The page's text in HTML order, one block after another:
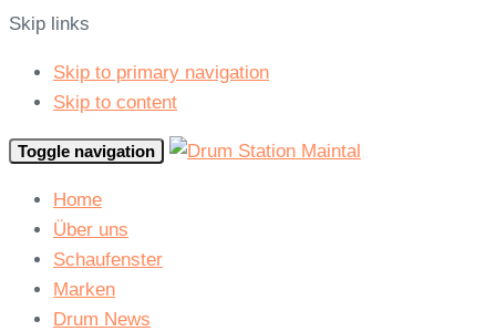
Skip links
Skip to primary navigation
Skip to content
Toggle navigation
Home
Über uns
Schaufenster
Marken
Drum News